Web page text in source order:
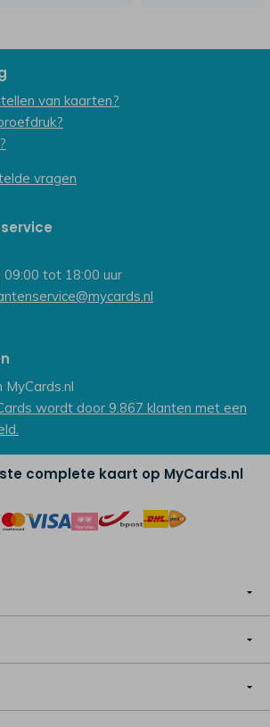
van kaarten?
vragen
tot 18:00 uur
MyCards.nl
wordt door 9.867 klanten met een
complete kaart op MyCards.nl